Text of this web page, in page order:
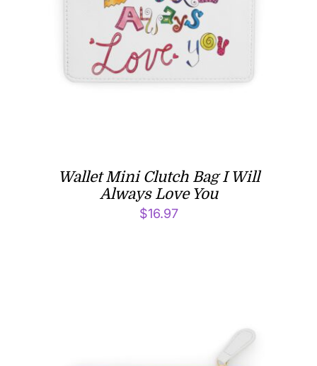
Wallet Mini Clutch Bag I Will
Always Love You
$16.97